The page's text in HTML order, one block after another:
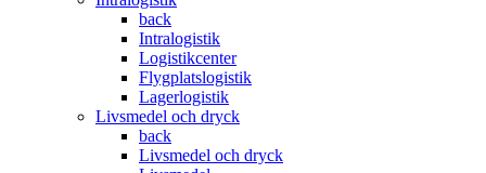
back
Intralogistik
Logistikcenter
Flygplatslogistik
Lagerlogistik
Livsmedel och dryck
back
Livsmedel och dryck